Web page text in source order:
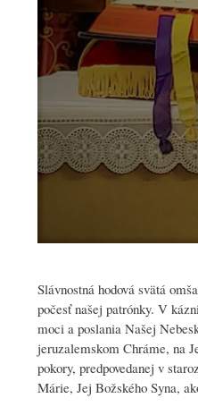
Slávnostná hodová svätá
počesť našej patrónky. V
moci a poslania Našej
jeruzalemskom Chráme, na
pokory, predpovedanej v
Márie, Jej Božského Syna,